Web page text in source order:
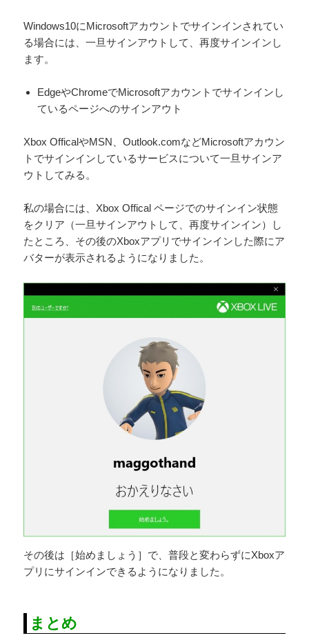
Windows10にMicrosoftアカウントでサインインされてい
る場合には、一旦サインアウトして、再度サインインし
ます。
EdgeやChromeでMicrosoftアカウントでサインインし
ているページへのサインアウト
Xbox OfficalやMSN、Outlook.comなどMicrosoftアカウン
トでサインインしているサービスについて一旦サインア
ウトしてみる。
私の場合には、Xbox Offical ページでのサインイン状態
をクリア（一旦サインアウトして、再度サインイン）し
たところ、その後のXboxアプリでサインインした際にア
バターが表示されるようになりました。
その後は［始めましょう］で、普段と変わらずにXboxア
プリにサインインできるようになりました。
まとめ